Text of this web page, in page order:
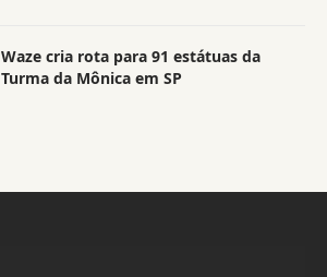
Waze cria rota para 91 estátuas da
Turma da Mônica em SP